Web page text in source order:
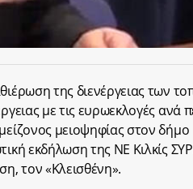
της διενέργειας των
με τις ευρωεκλογές ανά
μειοψηφίας στον δήμο
εκδήλωση της ΝΕ Κιλκίς
τον «Κλεισθένη».